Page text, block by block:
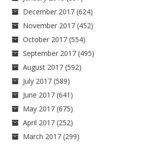
December 2017 (624)
November 2017 (452)
October 2017 (554)
September 2017 (495)
August 2017 (592)
July 2017 (589)
June 2017 (641)
May 2017 (675)
April 2017 (252)
March 2017 (299)